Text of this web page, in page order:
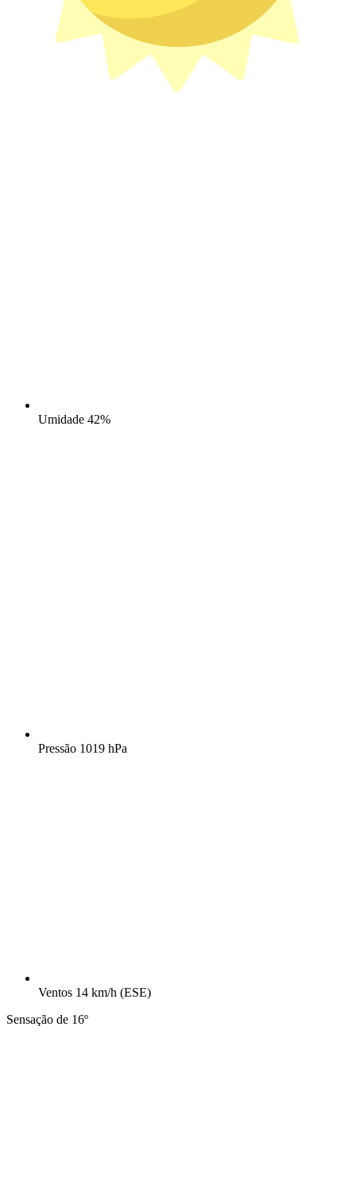
Umidade 42%
Pressão 1019 hPa
Ventos 14 km/h (ESE)
Sensação de 16º